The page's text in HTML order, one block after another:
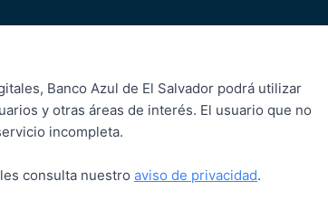
Banco Azul de El Salvador podrá utilizar
y otras áreas de interés. El usuario que no
incompleta.
consulta nuestro aviso de privacidad.